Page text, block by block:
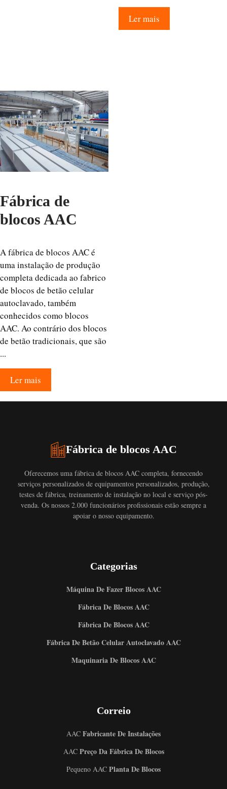
Ler mais
Fábrica de
blocos AAC
A fábrica de blocos AAC é
uma instalação de produção
completa dedicada ao fabrico
de blocos de betão celular
autoclavado, também
conhecidos como blocos
AAC. Ao contrário dos blocos
de betão tradicionais, que são
...
Ler mais
Fábrica de blocos AAC
Oferecemos uma fábrica de blocos AAC completa, fornecendo
serviços personalizados de equipamentos personalizados, produção,
testes de fábrica, treinamento de instalação no local e serviço pós-
venda. Os nossos 2.000 funcionários profissionais estão sempre a
apoiar o nosso equipamento.
Categorias
Máquina De Fazer Blocos AAC
Fábrica De Blocos AAC
Fábrica De Blocos AAC
Fábrica De Betão Celular Autoclavado AAC
Maquinaria De Blocos AAC
Correio
AAC Fabricante De Instalações
AACPreço Da Fábrica De Blocos
Pequeno AAC Planta De Blocos